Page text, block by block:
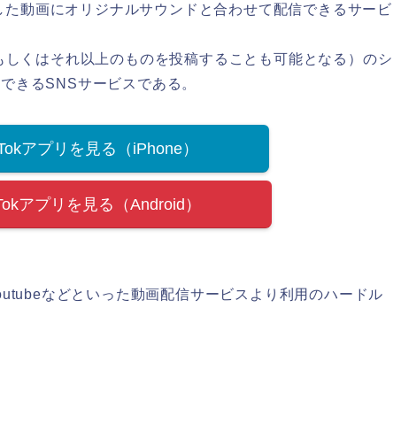
動画にオリジナルサウンドと合わせて配信できるサービ
くはそれ以上のものを投稿することも可能となる）のシ
きるSNSサービスである。
アプリを見る（iPhone）
アプリを見る（Android）
などといった動画配信サービスより利用のハードル